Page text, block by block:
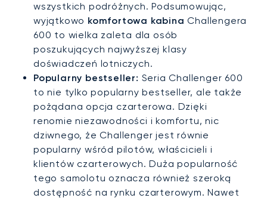
wszystkich podróżnych. Podsumowując,
wyjątkowo komfortowa kabina Challengera
600 to wielka zaleta dla osób
poszukujących najwyższej klasy
doświadczeń lotniczych.
Popularny bestseller: Seria Challenger 600
to nie tylko popularny bestseller, ale także
pożądana opcja czarterowa. Dzięki
renomie niezawodności i komfortu, nic
dziwnego, że Challenger jest równie
popularny wśród pilotów, właścicieli i
klientów czarterowych. Duża popularność
tego samolotu oznacza również szeroką
dostępność na rynku czarterowym. Nawet